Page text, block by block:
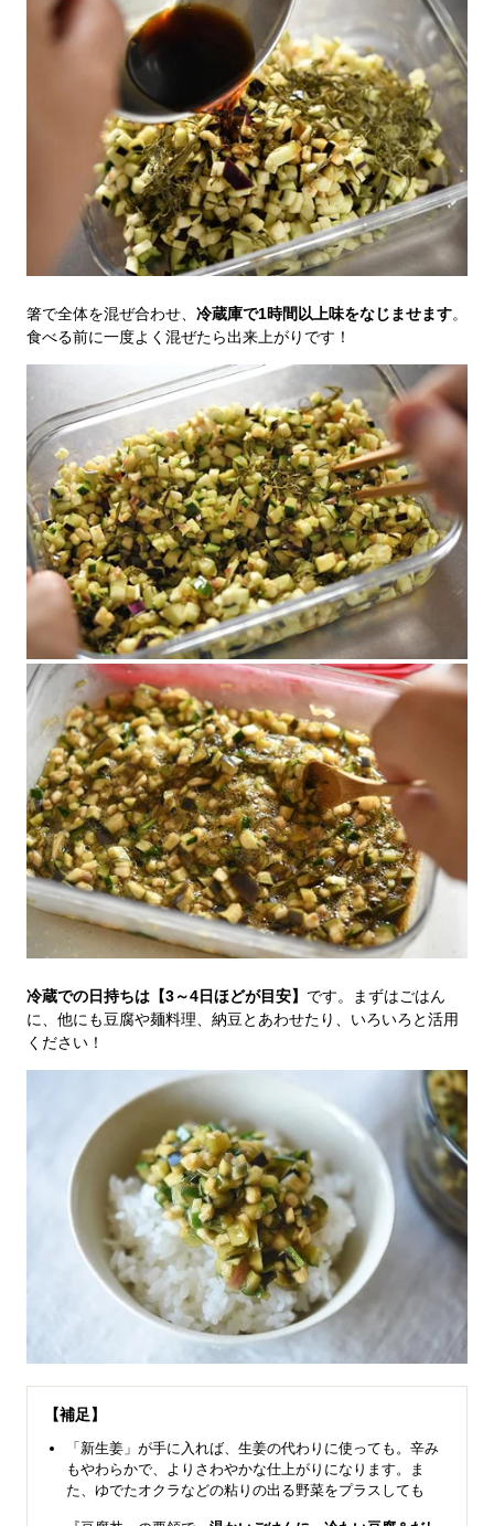
箸で全体を混ぜ合わせ、 冷蔵庫で1時間以上味をなじませます。
食べる前に一度よく混ぜたら出来上がりです！
冷蔵での日持ちは【3～4日ほどが目安】 です。まずはごはん
に、他にも豆腐や麺料理、納豆とあわせたり、いろいろと活用
ください！
【補足】
「新生姜」が手に入れば、生姜の代わりに使っても。辛み
もやわらかで、よりさわやかな仕上がりになります。ま
た、ゆでたオクラなどの粘りの出る野菜をプラスしても